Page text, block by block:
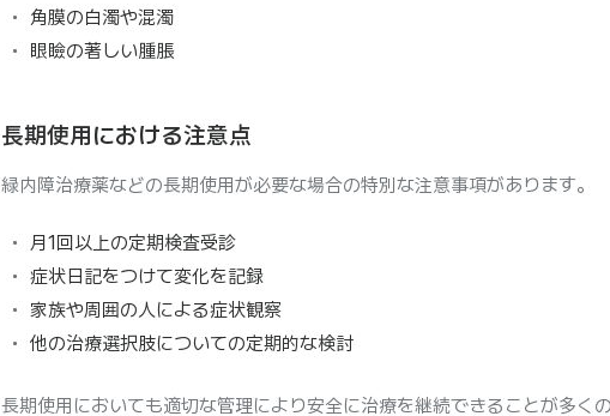
角膜の白濁や混濁
眼瞼の著しい腫脹
長期使用における注意点
緑内障治療薬などの長期使用が必要な場合の特別な注意事項があります。
月1回以上の定期検査受診
症状日記をつけて変化を記録
家族や周囲の人による症状観察
他の治療選択肢についての定期的な検討
長期使用においても適切な管理により安全に治療を継続できることが多く